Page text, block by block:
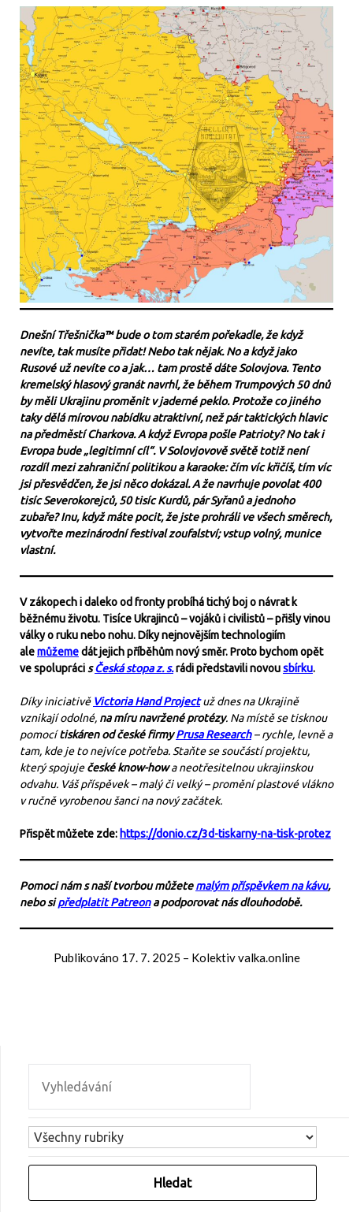
Dnešní Třešnička™ bude o tom starém pořekadle, že když
nevíte, tak musíte přidat! Nebo tak nějak. No a když jako
Rusové už nevíte co a jak… tam prostě dáte Solovjova. Tento
kremelský hlasový granát navrhl, že během Trumpových 50 dnů
by měli Ukrajinu proměnit v jaderné peklo. Protože co jiného
taky dělá mírovou nabídku atraktivní, než pár taktických hlavic
na předměstí Charkova. A když Evropa pošle Patrioty? No tak i
Evropa bude „legitimní cíl“. V Solovjovově světě totiž není
rozdíl mezi zahraniční politikou a karaoke: čím víc křičíš, tím víc
jsi přesvědčen, že jsi něco dokázal. A že navrhuje povolat 400
tisíc Severokorejců, 50 tisíc Kurdů, pár Syřanů a jednoho
zubaře? Inu, když máte pocit, že jste prohráli ve všech směrech,
vytvořte mezinárodní festival zoufalství; vstup volný, munice
vlastní.
V zákopech i daleko od fronty probíhá tichý boj o návrat k
běžnému životu. Tisíce Ukrajinců – vojáků i civilistů – přišly vinou
války o ruku nebo nohu. Díky nejnovějším technologiím
alemůžemedát jejich příběhům nový směr. Proto bychom opět
ve spolupráci sČeská stopa z. s.rádi představili novousbírku.
Díky iniciativě Victoria Hand Projectuž dnes na Ukrajině
vznikají odolné, na míru navržené protézy. Na místě se tisknou
pomocítiskáren od české firmyPrusa Research– rychle, levně a
tam, kde je to nejvíce potřeba. Staňte se součástí projektu,
který spojuječeské know-howa neotřesitelnou ukrajinskou
odvahu. Váš příspěvek – malý či velký – promění plastové vlákno
v ručně vyrobenou šanci na nový začátek.
Přispět můžete zde: https://donio.cz/3d-tiskarny-na-tisk-protez
Pomoci nám s naší tvorbou můžetemalým příspěvkem na kávu,
nebo sipředplatit Patreona podporovat nás dlouhodobě.
Publikováno 17. 7. 2025 – Kolektiv valka.online